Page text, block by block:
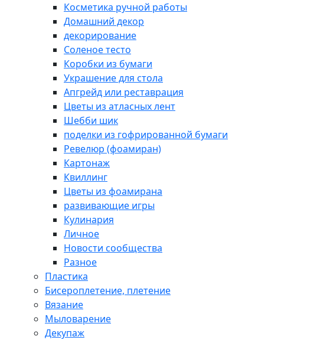
Косметика ручной работы
Домашний декор
декорирование
Соленое тесто
Коробки из бумаги
Украшение для стола
Апгрейд или реставрация
Цветы из атласных лент
Шебби шик
поделки из гофрированной бумаги
Ревелюр (фоамиран)
Картонаж
Квиллинг
Цветы из фоамирана
развивающие игры
Кулинария
Личное
Новости сообщества
Разное
Пластика
Бисероплетение, плетение
Вязание
Мыловарение
Декупаж